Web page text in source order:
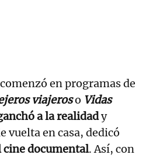
comenzó en programas de
viajeroso Vidas
a la realidady
vuelta en casa, dedicó
cine documental. Así, con